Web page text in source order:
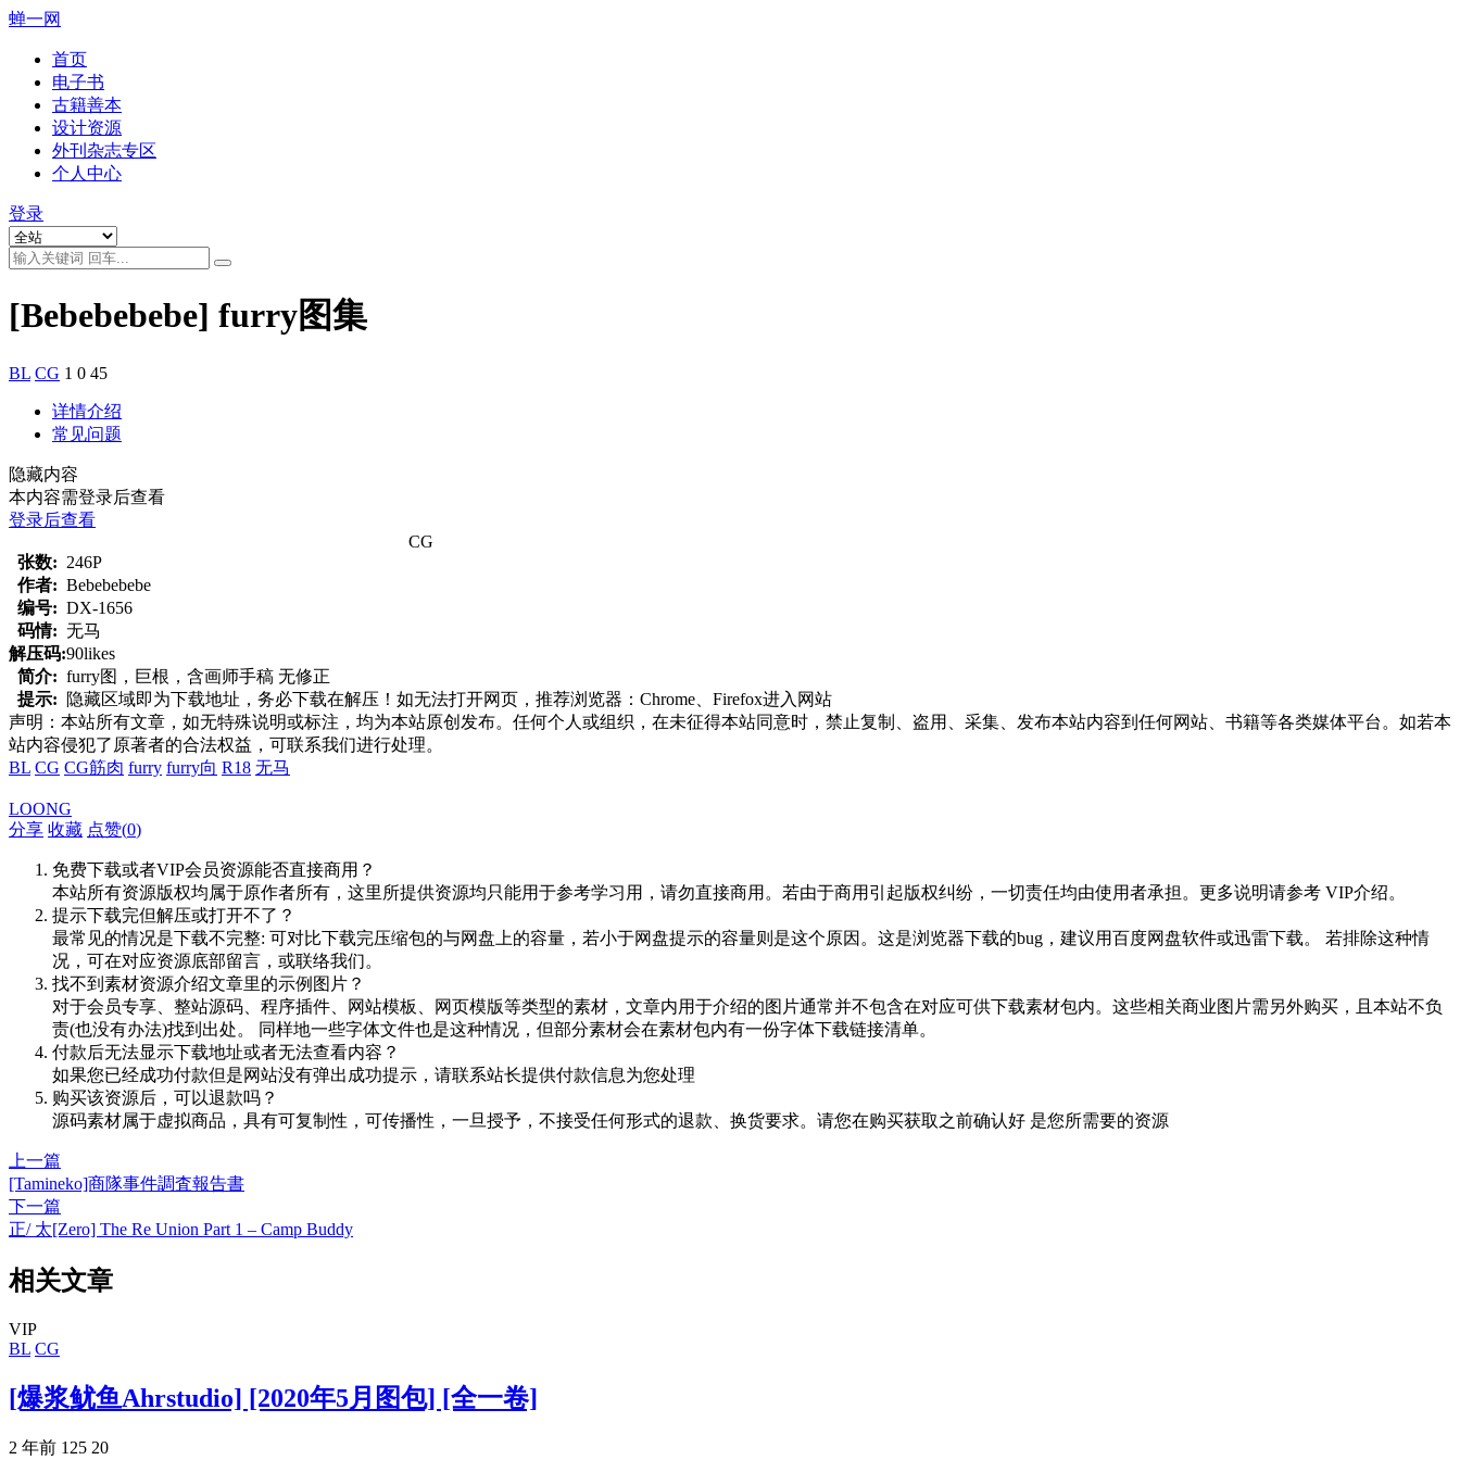
蝉一网
首页
电子书
古籍善本
设计资源
外刊杂志专区
个人中心
登录
[Bebebebebe] furry图集
BL CG 1 0 45
详情介绍
常见问题
隐藏内容
本内容需登录后查看
登录后查看
CG
张数: 246P
作者: Bebebebebe
编号: DX-1656
码情: 无马
解压码:90likes
简介: furry图，巨根，含画师手稿 无修正
提示:
隐藏区域即为下载地址，务必下载在解压！如无法打开网页，推荐浏览器：Chrome、Firefox进入网站
声明：本站所有文章，如无特殊说明或标注，均为本站原创发布。任何个人或组织，在未征得本站同意时，禁止复制、盗用、采集、发布本站内容到任何网站、书籍等各类媒体平台。如若本
站内容侵犯了原著者的合法权益，可联系我们进行处理。
BL CG CG筋肉 furry furry向 R18 无马
LOONG
分享 收藏 点赞(0)
免费下载或者VIP会员资源能否直接商用？
本站所有资源版权均属于原作者所有，这里所提供资源均只能用于参考学习用，请勿直接商用。若由于商用引起版权纠纷，一切责任均由使用者承担。更多说明请参考 VIP介绍。
提示下载完但解压或打开不了？
最常见的情况是下载不完整: 可对比下载完压缩包的与网盘上的容量，若小于网盘提示的容量则是这个原因。这是浏览器下载的bug，建议用百度网盘软件或迅雷下载。 若排除这种情
况，可在对应资源底部留言，或联络我们。
找不到素材资源介绍文章里的示例图片？
对于会员专享、整站源码、程序插件、网站模板、网页模版等类型的素材，文章内用于介绍的图片通常并不包含在对应可供下载素材包内。这些相关商业图片需另外购买，且本站不负
责(也没有办法)找到出处。 同样地一些字体文件也是这种情况，但部分素材会在素材包内有一份字体下载链接清单。
付款后无法显示下载地址或者无法查看内容？
如果您已经成功付款但是网站没有弹出成功提示，请联系站长提供付款信息为您处理
购买该资源后，可以退款吗？
源码素材属于虚拟商品，具有可复制性，可传播性，一旦授予，不接受任何形式的退款、换货要求。请您在购买获取之前确认好 是您所需要的资源
上一篇
[Tamineko]商隊事件調査報告書
下一篇
正/ 太[Zero] The Re Union Part 1 – Camp Buddy
相关文章
VIP
BL CG
[爆浆鱿鱼Ahrstudio] [2020年5月图包] [全一卷]
2 年前 125 20